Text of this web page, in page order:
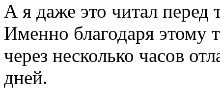
А я даже это читал перед
Именно благодаря этому
через несколько часов
дней.